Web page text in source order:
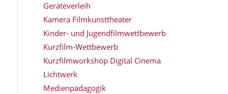
Geräteverleih
Kamera Filmkunsttheater
Kinder- und Jugendfilmwettbewerb
Kurzfilm-Wettbewerb
Kurzfilmworkshop Digital Cinema
Lichtwerk
Medienpädagogik